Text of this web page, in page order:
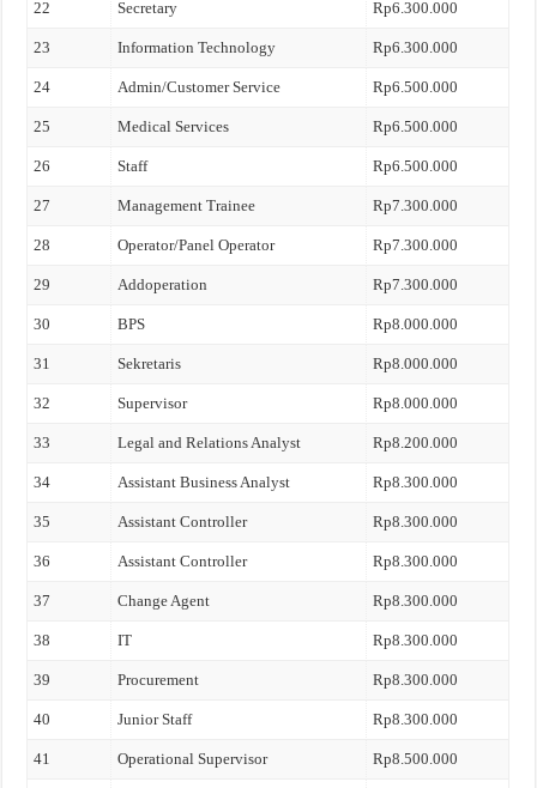
22 Secretary Rp6.300.000
23 Information Technology Rp6.300.000
24 Admin/Customer Service Rp6.500.000
25 Medical Services Rp6.500.000
26 Staff Rp6.500.000
27 Management Trainee Rp7.300.000
28 Operator/Panel Operator Rp7.300.000
29 Addoperation Rp7.300.000
30 BPS Rp8.000.000
31 Sekretaris Rp8.000.000
32 Supervisor Rp8.000.000
33 Legal and Relations Analyst Rp8.200.000
34 Assistant Business Analyst Rp8.300.000
35 Assistant Controller Rp8.300.000
36 Assistant Controller Rp8.300.000
37 Change Agent Rp8.300.000
38 IT Rp8.300.000
39 Procurement Rp8.300.000
40 Junior Staff Rp8.300.000
41 Operational Supervisor Rp8.500.000